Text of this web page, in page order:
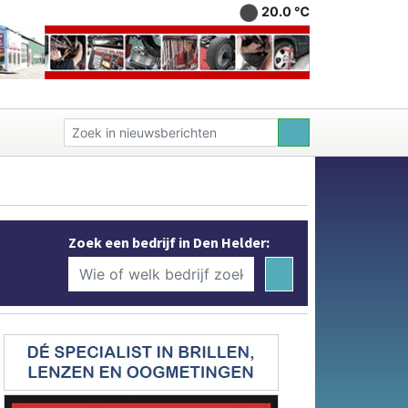
20.0 ℃
Zoek een bedrijf in Den Helder: